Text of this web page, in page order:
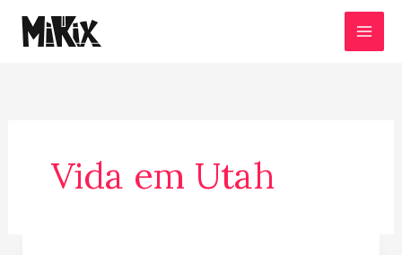
para
Vida em Utah